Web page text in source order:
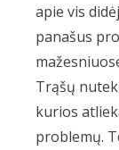
apie vis
panašus
Trąšų
kurios
problemų.